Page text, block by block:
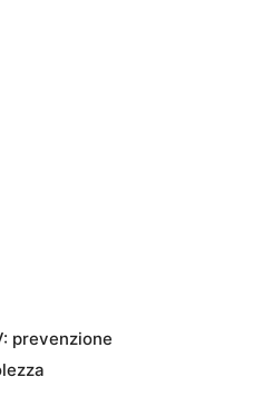
prevenzione